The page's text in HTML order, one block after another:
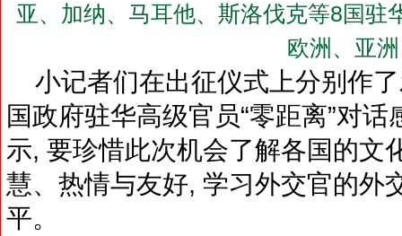
亚、加纳、马耳他、斯洛伐克等8国驻
欧洲、亚
小记者们在出征仪式上分别作
国政府驻华高级官员“零距离”对
示, 要珍惜此次机会了解各国的文
慧、热情与友好, 学习外交官的外
平。